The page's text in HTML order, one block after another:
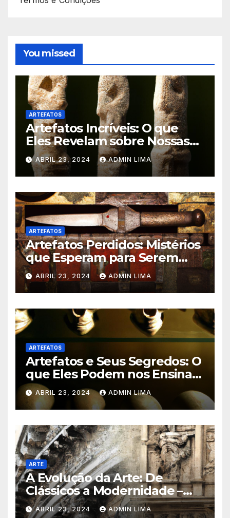
You missed
ARTEFATOS
Artefatos Incríveis: O que
Eles Revelam sobre Nossas
Raízes? Confira!
ABRIL 23, 2024 ADMIN LIMA
ARTEFATOS
Artefatos Perdidos: Mistérios
que Esperam para Serem
Revelados – Venha Conhecer!
ABRIL 23, 2024 ADMIN LIMA
ARTEFATOS
Artefatos e Seus Segredos: O
que Eles Podem nos Ensinar?
Descubra!
ABRIL 23, 2024 ADMIN LIMA
ARTE
A Evolução da Arte: De
Clássicos a Modernidade –
Venha Conhecer!
ABRIL 23, 2024 ADMIN LIMA